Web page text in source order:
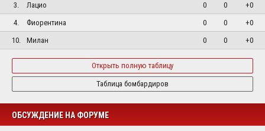
3.
Лацио 0 0
+0
4.
Фиорентина 0 0
+0
10.
Милан 0 0 +0
Открыть полную таблицу
Таблица бомбардиров
ОБСУЖДЕНИЕ НА ФОРУМЕ